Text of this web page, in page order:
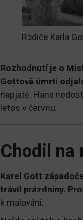
Rodiče Karla
Rozhodnutí je o
Gottově úmrtí
napjaté. Hana
letos v červnu.
Chodil na
Karel Gott
trávil prázdniny.
k malování.